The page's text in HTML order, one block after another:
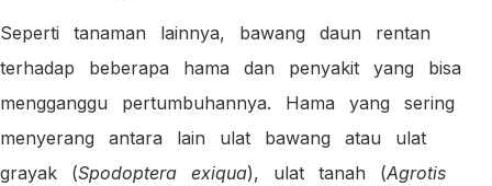
Seperti tanaman lainnya, bawang daun rentan
terhadap beberapa hama dan penyakit yang bisa
mengganggu pertumbuhannya. Hama yang sering
menyerang antara lain ulat bawang atau ulat
grayak (Spodoptera exiqua), ulat tanah (Agrotis